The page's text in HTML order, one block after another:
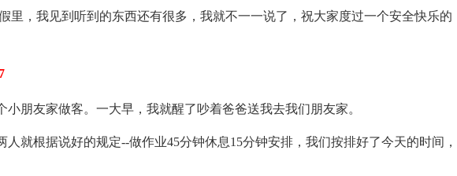
里，我见到听到的东西还有很多，我就不一一说了，祝大家度过一个安全快乐的
小朋友家做客。一大早，我就醒了吵着爸爸送我去我们朋友家。
人就根据说好的规定--做作业45分钟休息15分钟安排，我们按排好了今天的时间，